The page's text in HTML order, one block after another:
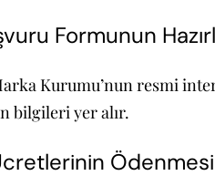
Formunun
Kurumu’nun resmi
bilgileri yer alır.
Ödenmesi